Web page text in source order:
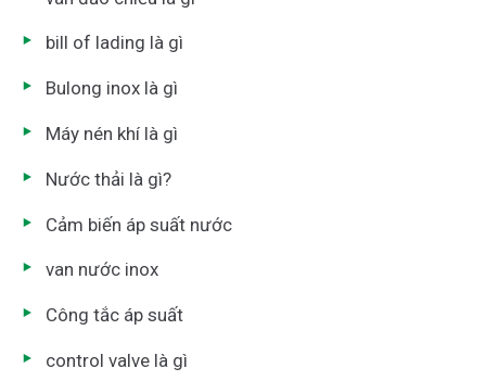
bill of lading là gì
Bulong inox là gì
Máy nén khí là gì
Nước thải là gì?
Cảm biến áp suất nước
van nước inox
Công tắc áp suất
control valve là gì